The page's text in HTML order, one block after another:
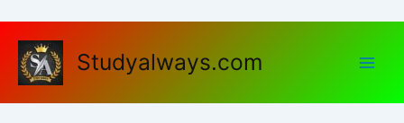
content
Studyalways.com